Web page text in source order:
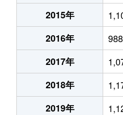
2015年
2016年
988
2017年
2018年
2019年